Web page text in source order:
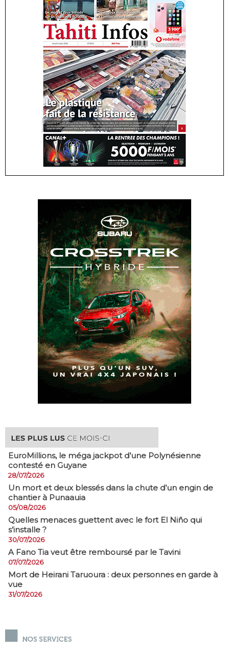
EuroMillions, ​le méga jackpot d’une Polynésienne
contesté en Guyane
28/07/2026
​Un mort et deux blessés dans la chute d’un engin de
chantier à Punaauia
05/08/2026
Quelles menaces guettent avec le fort El Niño qui
s’installe ?
30/07/2026
A Fano Tia veut être remboursé par le Tavini
07/07/2026
Mort de Heirani Taruoura : deux personnes en garde à
vue
31/07/2026